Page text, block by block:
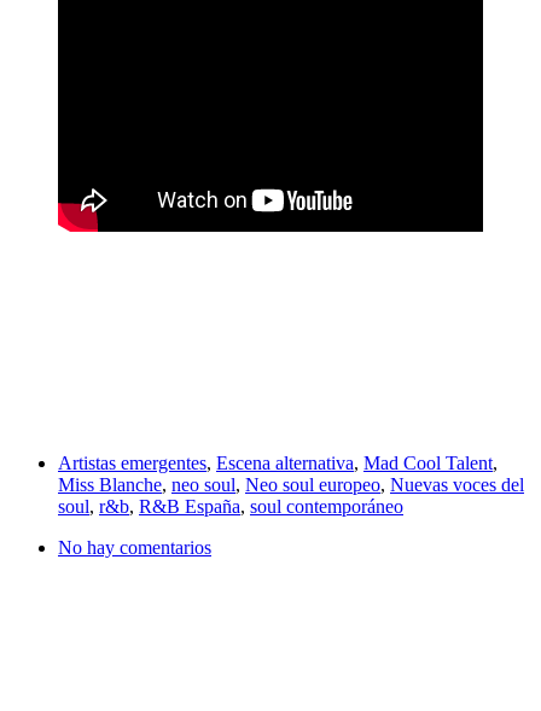
Artistas emergentes, Escena alternativa, Mad Cool Talent,
Miss Blanche, neo soul, Neo soul europeo, Nuevas voces del
soul, r&b, R&B España, soul contemporáneo
No hay comentarios